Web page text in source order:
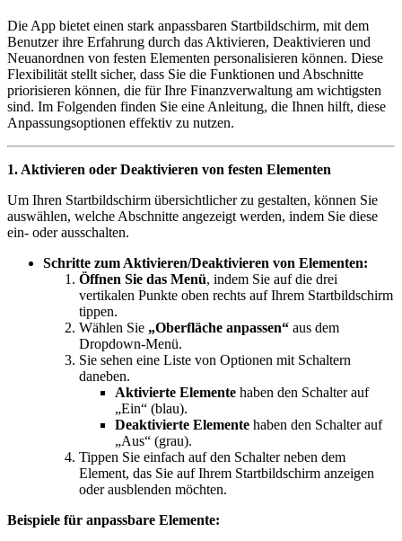
Die App bietet einen stark anpassbaren Startbildschirm, mit dem
Benutzer ihre Erfahrung durch das Aktivieren, Deaktivieren und
Neuanordnen von festen Elementen personalisieren können. Diese
Flexibilität stellt sicher, dass Sie die Funktionen und Abschnitte
priorisieren können, die für Ihre Finanzverwaltung am wichtigsten
sind. Im Folgenden finden Sie eine Anleitung, die Ihnen hilft, diese
Anpassungsoptionen effektiv zu nutzen.
1. Aktivieren oder Deaktivieren von festen Elementen
Um Ihren Startbildschirm übersichtlicher zu gestalten, können Sie
auswählen, welche Abschnitte angezeigt werden, indem Sie diese
ein- oder ausschalten.
Schritte zum Aktivieren/Deaktivieren von Elementen:
Öffnen Sie das Menü, indem Sie auf die drei
vertikalen Punkte oben rechts auf Ihrem Startbildschirm
tippen.
Wählen Sie „Oberfläche anpassen“ aus dem
Dropdown-Menü.
Sie sehen eine Liste von Optionen mit Schaltern
daneben.
Aktivierte Elemente haben den Schalter auf
„Ein“ (blau).
Deaktivierte Elemente haben den Schalter auf
„Aus“ (grau).
Tippen Sie einfach auf den Schalter neben dem
Element, das Sie auf Ihrem Startbildschirm anzeigen
oder ausblenden möchten.
Beispiele für anpassbare Elemente: